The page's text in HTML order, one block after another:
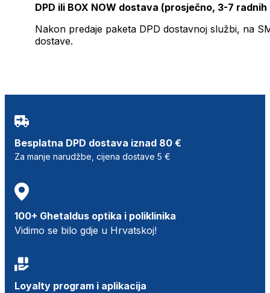
DPD ili BOX NOW dostava (prosječno, 3-7 radnih
Nakon predaje paketa DPD dostavnoj službi, na
dostave.
Besplatna DPD dostava iznad 80 €
Za manje narudžbe, cijena dostave 5 €
100+ Ghetaldus optika i poliklinika
Vidimo se bilo gdje u Hrvatskoj!
Loyalty program i aplikacija